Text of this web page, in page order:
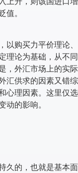
值。
以购买力平价理论、
理论为基础，从不同
，外汇市场上的实际
汇供求的因素又错综
心理因素。这里仅选
动的影响。
久的，也就是基本面